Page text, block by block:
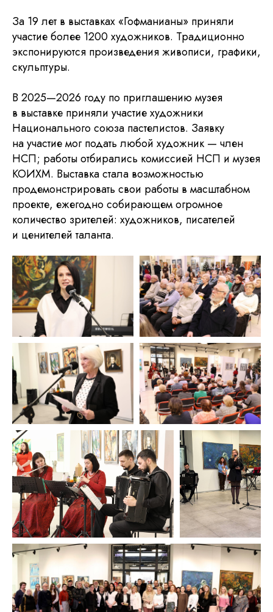
За 19 лет в выставках «Гофманианы» приняли
участие более 1200 художников. Традиционно
экспонируются произведения живописи, графики,
скульптуры.
В 2025—2026 году по приглашению музея
в выставке приняли участие художники
Национального союза пастелистов. Заявку
на участие мог подать любой художник — член
НСП; работы отбирались комиссией НСП и музея
КОИХМ. Выставка стала возможностью
продемонстрировать свои работы в масштабном
проекте, ежегодно собирающем огромное
количество зрителей: художников, писателей
и ценителей таланта.